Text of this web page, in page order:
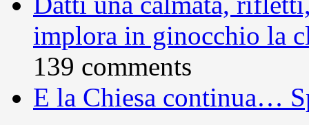
implora in ginocchio la
139 comments
E la Chiesa continua…